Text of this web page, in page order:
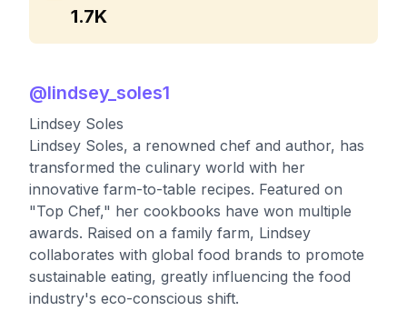
1.7K
@lindsey_soles1
Lindsey Soles
Lindsey Soles, a renowned chef and author, has
transformed the culinary world with her
innovative farm-to-table recipes. Featured on
"Top Chef," her cookbooks have won multiple
awards. Raised on a family farm, Lindsey
collaborates with global food brands to promote
sustainable eating, greatly influencing the food
industry's eco-conscious shift.